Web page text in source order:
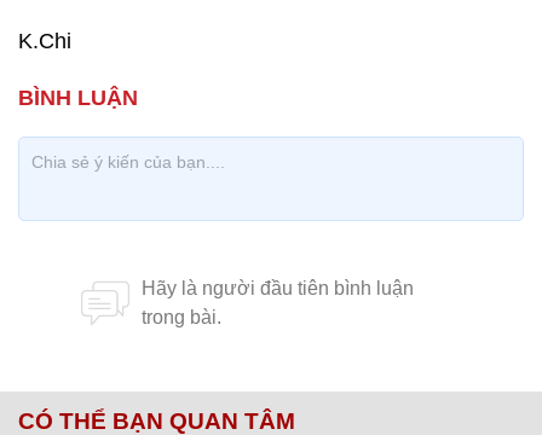
K.Chi
CÓ THỂ BẠN QUAN TÂM